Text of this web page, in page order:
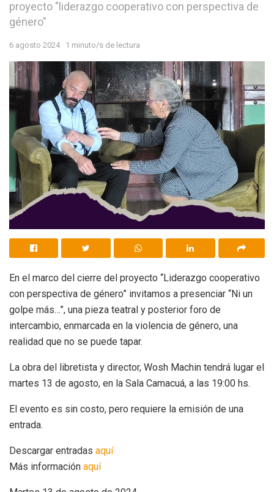
proyecto "liderazgo cooperativo con perspectiva de
género"
6 agosto 2024 1 minuto/s de lectura
En el marco del cierre del proyecto “Liderazgo cooperativo
con perspectiva de género” invitamos a presenciar “Ni un
golpe más…”, una pieza teatral y posterior foro de
intercambio, enmarcada en la violencia de género, una
realidad que no se puede tapar.
La obra del libretista y director, Wosh Machin tendrá lugar el
martes 13 de agosto, en la Sala Camacuá, a las 19:00 hs.
El evento es sin costo, pero requiere la emisión de una
entrada.
Descargar entradas aquí
Más información aquí